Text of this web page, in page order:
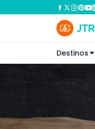
Destinos